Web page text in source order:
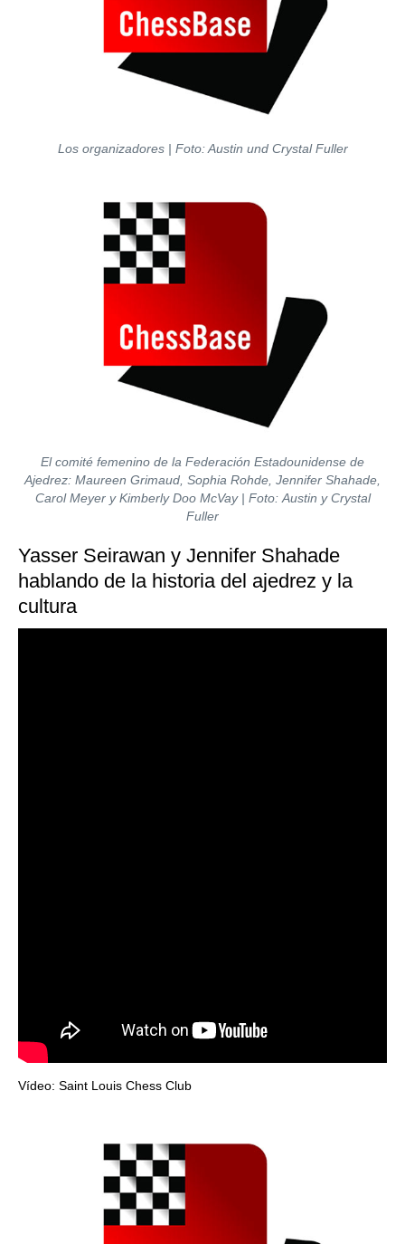
Los organizadores | Foto: Austin und Crystal Fuller
El comité femenino de la Federación Estadounidense de
Ajedrez: Maureen Grimaud, Sophia Rohde, Jennifer Shahade,
Carol Meyer y Kimberly Doo McVay | Foto: Austin y Crystal
Fuller
Yasser Seirawan y Jennifer Shahade
hablando de la historia del ajedrez y la
cultura
Vídeo: Saint Louis Chess Club